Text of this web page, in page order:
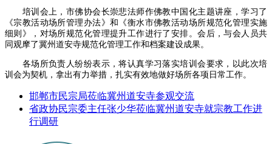
培训会上，市佛协会长崇悲法师作佛教中国化主题讲座，学习了
《宗教活动场所管理办法》和《衡水市佛教活动场所规范化管理实施
细则》，对场所规范化管理提升工作进行了安排。会后，与会人员共
同观摩了冀州道安寺规范化管理工作和档案建设成果。
各场所负责人纷纷表示，将认真学习落实培训会要求，以此次培
训会为契机，拿出有力举措，扎实有效地做好场所各项日常工作。
邯郸市民宗局莅临冀州道安寺参观交流
省政协民宗委主任张少华莅临冀州道安寺就宗教工作进
行调研